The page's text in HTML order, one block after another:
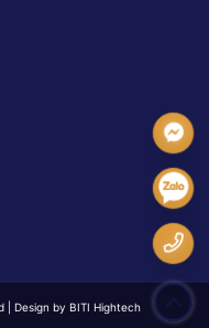
Design by BITI Hightech